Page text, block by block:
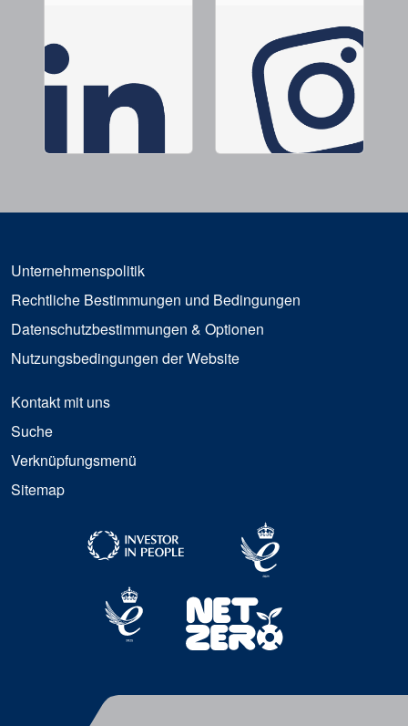
Unternehmenspolitik
Rechtliche Bestimmungen und Bedingungen
Datenschutzbestimmungen & Optionen
Nutzungsbedingungen der Website
Kontakt mit uns
Suche
Verknüpfungsmenü
Sitemap